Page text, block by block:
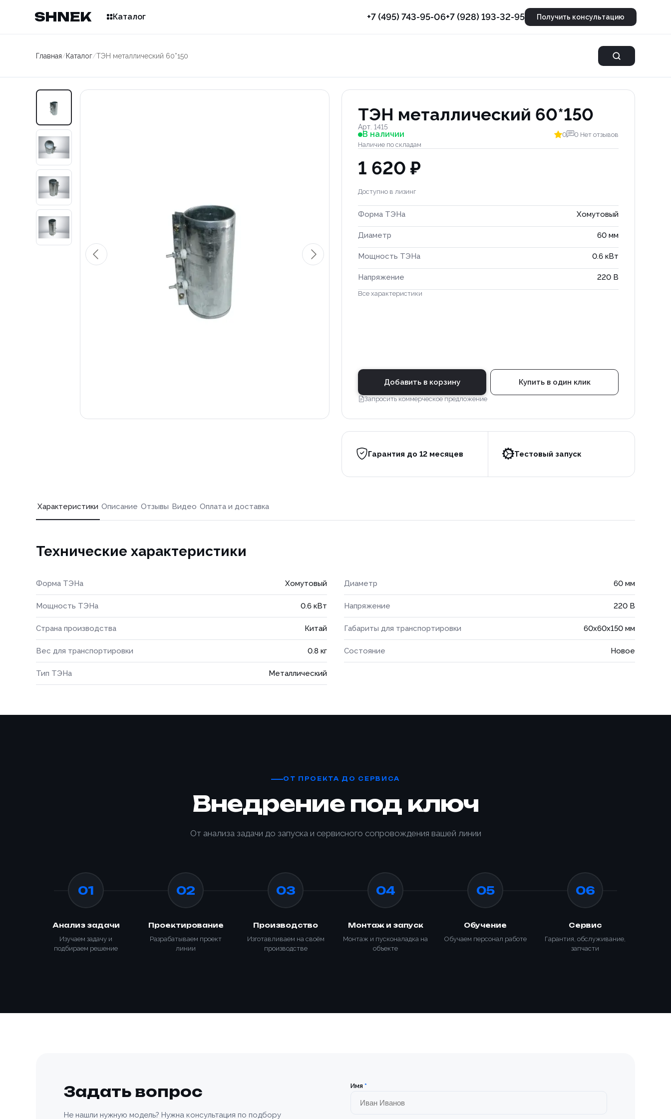
SHNEK Каталог +7 (495) 743-95-06+7 (928) 193-32-95 Получить консультацию
Главная/Каталог/ТЭН металлический 60*150
ТЭН металлический 60*150
Арт. 1415
В наличии
Наличие по складам
0 0 Нет отзывов
1 620 ₽
Доступно в лизинг
Форма ТЭНа Хомутовый
Диаметр 60 мм
Мощность ТЭНа 0.6 кВт
Напряжение 220 В
Все характеристики
Добавить в корзину Купить в один клик
Запросить коммерческое предложение
Гарантия до 12 месяцев Тестовый запуск
Характеристики Описание Отзывы Видео Оплата и доставка
Технические характеристики
Форма ТЭНа Хомутовый Диаметр 60 мм
Мощность ТЭНа 0.6 кВт Напряжение 220 В
Страна производства Китай Габариты для транспортировки 60x60x150 мм
Вес для транспортировки 0.8 кг Состояние Новое
Тип ТЭНа Металлический
ОТ ПРОЕКТА ДО СЕРВИСА
Внедрение под ключ
От анализа задачи до запуска и сервисного сопровождения вашей линии
01
Анализ задачи
Изучаем задачу и
подбираем решение
02
Проектирование
Разрабатываем проект
линии
03
Производство
Изготавливаем на своём
производстве
04
Монтаж и запуск
Монтаж и пусконаладка на
объекте
05
Обучение
Обучаем персонал работе
06
Сервис
Гарантия, обслуживание,
запчасти
Задать вопрос
Не нашли нужную модель? Нужна консультация по подбору
Имя *
YJPO-1650-K